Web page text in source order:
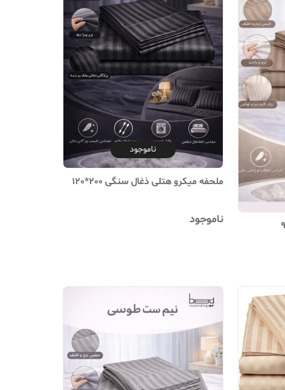
ناموجود
ملحفه میکرو هتلی ذغال سنگی 200*120
ناموجود